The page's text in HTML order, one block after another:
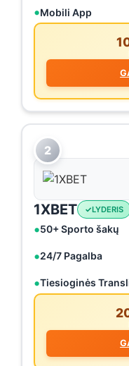
Mobili App
2
1XBET LYDERIS
50+ Sporto šakų
24/7 Pagalba
Tiesioginės